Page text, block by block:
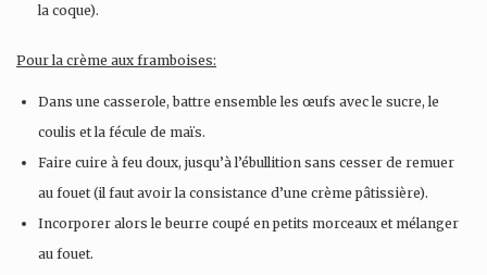
la coque).
Pour la crème aux framboises:
Dans une casserole, battre ensemble les œufs avec le sucre, le
coulis et la fécule de maïs.
Faire cuire à feu doux, jusqu’à l’ébullition sans cesser de remuer
au fouet (il faut avoir la consistance d’une crème pâtissière).
Incorporer alors le beurre coupé en petits morceaux et mélanger
au fouet.